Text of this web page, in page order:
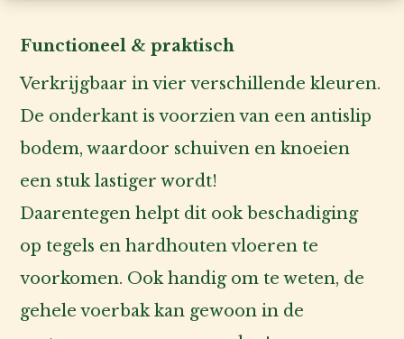
Functioneel & praktisch
Verkrijgbaar in vier verschillende kleuren.
De onderkant is voorzien van een antislip
bodem, waardoor schuiven en knoeien
een stuk lastiger wordt!
Daarentegen helpt dit ook beschadiging
op tegels en hardhouten vloeren te
voorkomen. Ook handig om te weten, de
gehele voerbak kan gewoon in de